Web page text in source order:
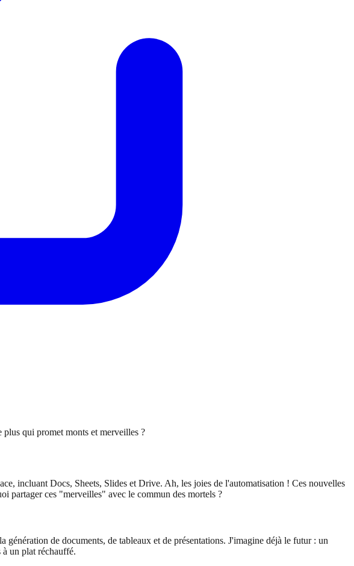
qui promet monts et merveilles ?
incluant Docs, Sheets, Slides et Drive. Ah, les joies de l'automatisation ! Ces nouvelles
partager ces "merveilles" avec le commun des mortels ?
de documents, de tableaux et de présentations. J'imagine déjà le futur : un
un plat réchauffé.